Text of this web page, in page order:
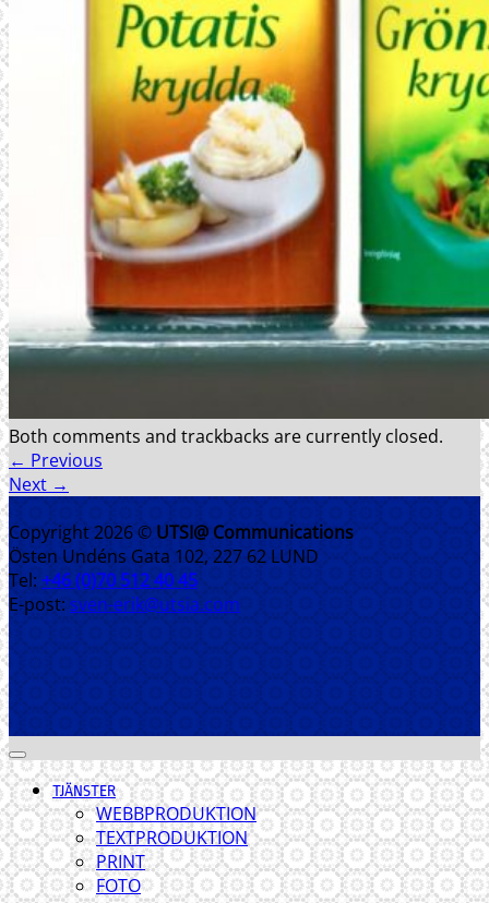
Both comments and trackbacks are currently closed.
← Previous
Next →
Copyright 2026 © UTSI@ Communications
Östen Undéns Gata 102, 227 62 LUND
Tel: +46 (0)70 512 40 45
E-post: sven-erik@utsia.com
TJÄNSTER
WEBBPRODUKTION
TEXTPRODUKTION
PRINT
FOTO